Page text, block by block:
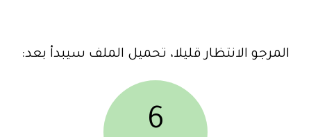
المرجو الانتظار قليلا، تحميل الملف سيبدأ بعد:
6